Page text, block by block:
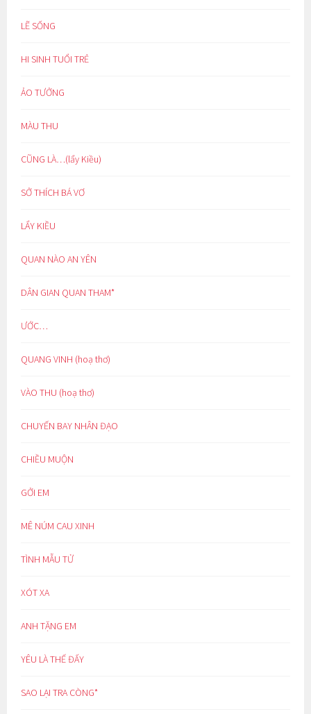
LẼ SỐNG
HI SINH TUỔI TRẺ
ẢO TƯỞNG
MÀU THU
CŨNG LÀ…(lẩy Kiều)
SỞ THÍCH BÁ VƠ
LẨY KIỀU
QUAN NÀO AN YÊN
DÂN GIAN QUAN THAM*
ƯỚC…
QUANG VINH (hoạ thơ)
VÀO THU (hoạ thơ)
CHUYẾN BAY NHÂN ĐẠO
CHIỀU MUỘN
GỞI EM
MÊ NÚM CAU XINH
TÌNH MẪU TỬ
XÓT XA
ANH TẶNG EM
YÊU LÀ THẾ ĐẤY
SAO LẠI TRA CÒNG*